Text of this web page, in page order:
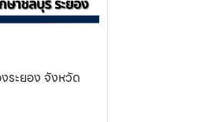
ระยอง จังหวัด